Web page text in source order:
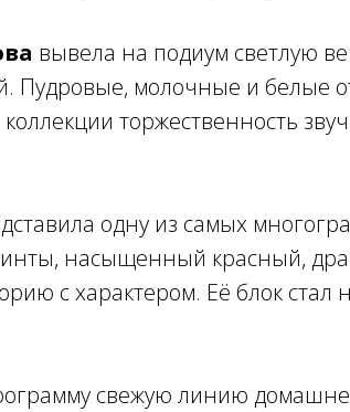
вывела на подиум светлую
Пудровые, молочные и белые
торжественность
одну из самых
насыщенный красный,
с характером. Её блок
свежую линию